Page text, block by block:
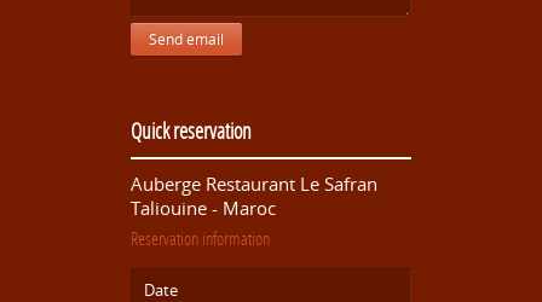
Send email
Quick reservation
Auberge Restaurant Le Safran
Taliouine - Maroc
Reservation information